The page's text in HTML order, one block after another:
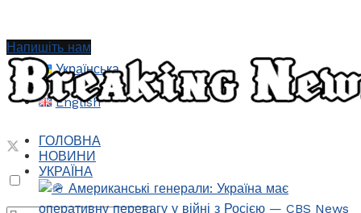
Українська
English
Напишіть нам
ГОЛОВНА
НОВИНИ
УКРАЇНА